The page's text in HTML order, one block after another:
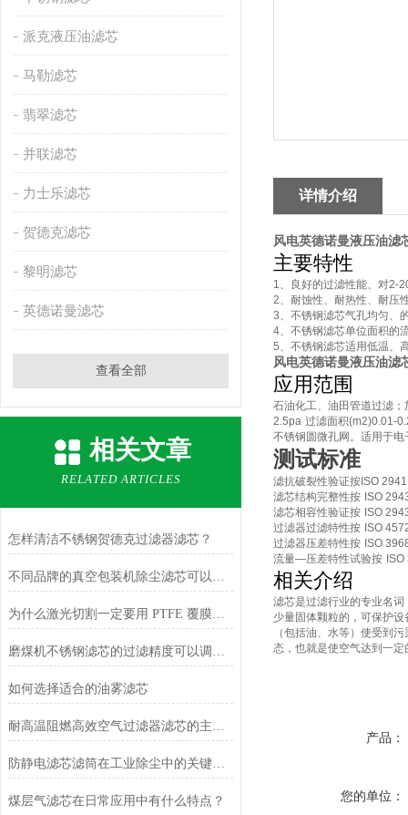
派克液压油滤芯
马勒滤芯
翡翠滤芯
并联滤芯
力士乐滤芯
贺德克滤芯
黎明滤芯
英德诺曼滤芯
查看全部
相关文章
RELATED ARTICLES
怎样清洁不锈钢贺德克过滤器滤芯？
不同品牌的真空包装机除尘滤芯可以通用吗？
为什么激光切割一定要用 PTFE 覆膜安满能除尘滤筒？
磨煤机不锈钢滤芯的过滤精度可以调节吗？
如何选择适合的油雾滤芯
耐高温阻燃高效空气过滤器滤芯的主要功能
防静电滤芯滤筒在工业除尘中的关键作用
煤层气滤芯在日常应用中有什么特点？
详情介绍
风电英德诺曼液压油滤
主要特性
1、良好的过滤性能、对2-
2、耐蚀性、耐热性、耐压
3、不锈钢滤芯气孔均匀、
4、不锈钢滤芯单位面积的
5、不锈钢滤芯适用低温、
风电英德诺曼液压油滤
应用范围
石油化工、油田管道过滤
2.5pa 过滤面积(m2)0.01-
不锈钢圆微孔网。适用于
测试标准
滤抗破裂性验证按 ISO 2941
滤芯结构完整性按 ISO
滤芯相容性验证按 ISO
过滤器过滤特性按 ISO
过滤器压差特性按 ISO
流量—压差特性试验按
相关介绍
滤芯是过滤行业的专业名
少量固体颗粒的，可保护
（包括油、水等）使受到
态，也就是使空气达到一定
产品：
您的单位：